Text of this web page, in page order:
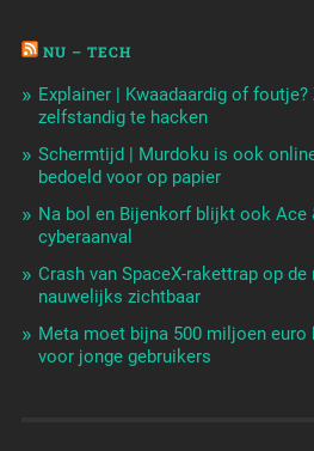
NU – TECH
Explainer | Kwaadaardig of
zelfstandig te hacken
Schermtijd | Murdoku is ook
bedoeld voor op papier
Na bol en Bijenkorf blijkt ook Ace
cyberaanval
Crash van SpaceX-rakettrap op
nauwelijks zichtbaar
Meta moet bijna 500 miljoen euro
voor jonge gebruikers